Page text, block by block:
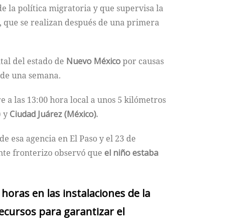
la política migratoria y que supervisa la
que se realizan después de una primera
del estado de Nuevo Méxicopor causas
una semana.
a las 13:00 hora local a unos 5 kilómetros
yCiudad Juárez (México).
esa agencia en El Paso y el 23 de
fronterizo observó que el niño estaba
en las instalaciones de la
para garantizar el